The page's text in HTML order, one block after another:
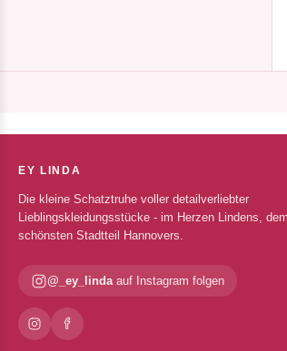
EY LINDA
Die kleine Schatztruhe voller detailverliebter
Lieblingskleidungsstücke - im Herzen Lindens, dem
schönsten Stadtteil Hannovers.
@_ey_lindaauf Instagram folgen